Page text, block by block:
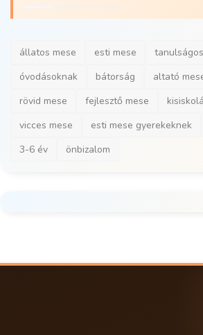
Mese a hazugságról
állatos mese esti mese
óvodásoknak
bátorság altató
rövid mese
fejlesztő mese
vicces mese
esti mese gyerekeknek
3-6 év
önbizalom